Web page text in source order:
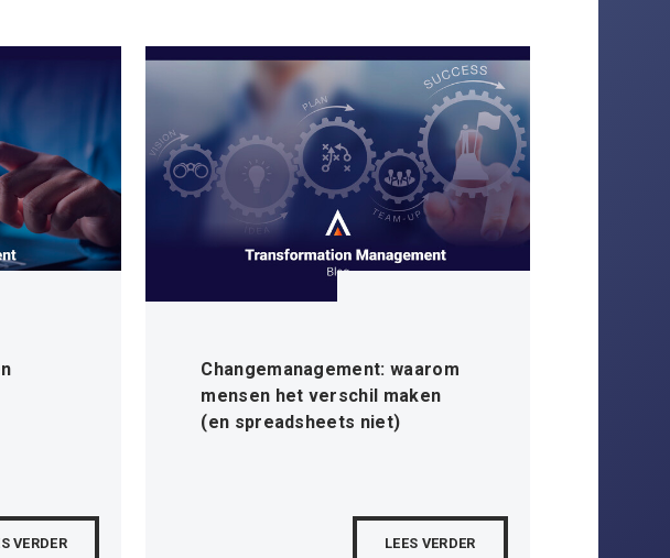
VERDER
Changemanagement: waarom
mensen het verschil maken
(en spreadsheets niet)
LEES VERDER